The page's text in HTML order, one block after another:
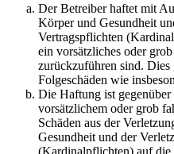
Der Betreiber haftet mit
Körper und Gesundheit
Vertragspflichten
ein vorsätzliches oder
zurückzuführen sind.
Folgeschäden wie
Die Haftung ist gegenüber
vorsätzlichem oder grob
Schäden aus der
Gesundheit und der
(Kardinalpflichten) auf die